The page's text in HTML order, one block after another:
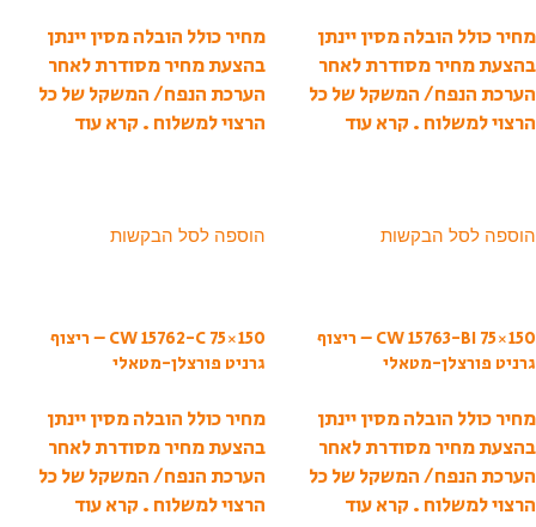
מחיר כולל הובלה מסין יינתן
בהצעת מחיר מסודרת לאחר
הערכת הנפח/ המשקל של כל
הרצוי למשלוח . קרא עוד
הוספה לסל הבקשות
מחיר כולל הובלה מסין יינתן
בהצעת מחיר מסודרת לאחר
הערכת הנפח/ המשקל של כל
הרצוי למשלוח . קרא עוד
הוספה לסל הבקשות
CW 15763-BI 75×150 – ריצוף
גרניט פורצלן-מטאלי
מחיר כולל הובלה מסין יינתן
בהצעת מחיר מסודרת לאחר
הערכת הנפח/ המשקל של כל
הרצוי למשלוח . קרא עוד
CW 15762-C 75×150 – ריצוף
גרניט פורצלן-מטאלי
מחיר כולל הובלה מסין יינתן
בהצעת מחיר מסודרת לאחר
הערכת הנפח/ המשקל של כל
הרצוי למשלוח . קרא עוד